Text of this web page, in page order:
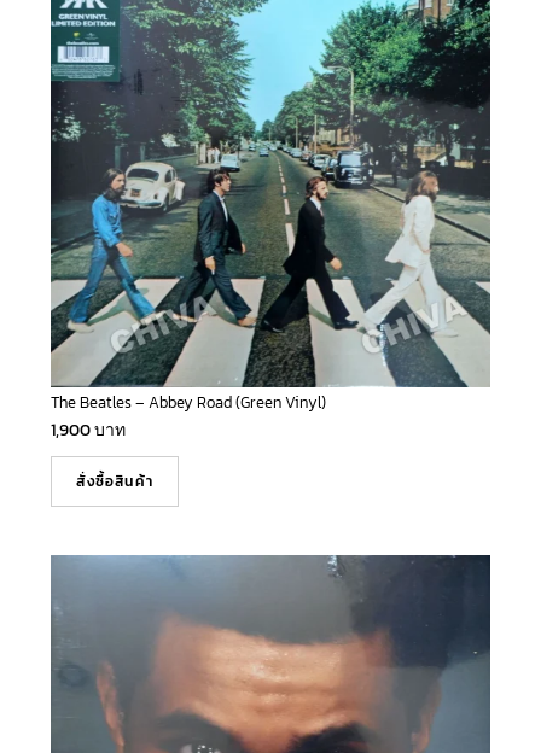
The Beatles – Abbey Road (Green Vinyl)
1,900บาท
สั่งซื้อสินค้า